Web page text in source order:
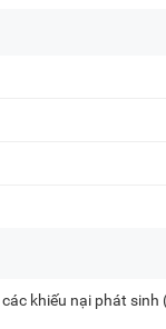
khiếu nại phát sinh